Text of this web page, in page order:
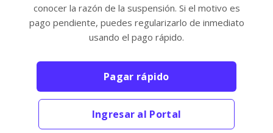
conocer la razón de la suspensión. Si el motivo es
pago pendiente, puedes regularizarlo de inmediato
usando el pago rápido.
Pagar rápido
Ingresar al Portal